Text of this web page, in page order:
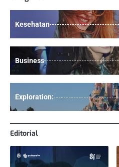
Kesehatan
Business
Exploration:
Editorial